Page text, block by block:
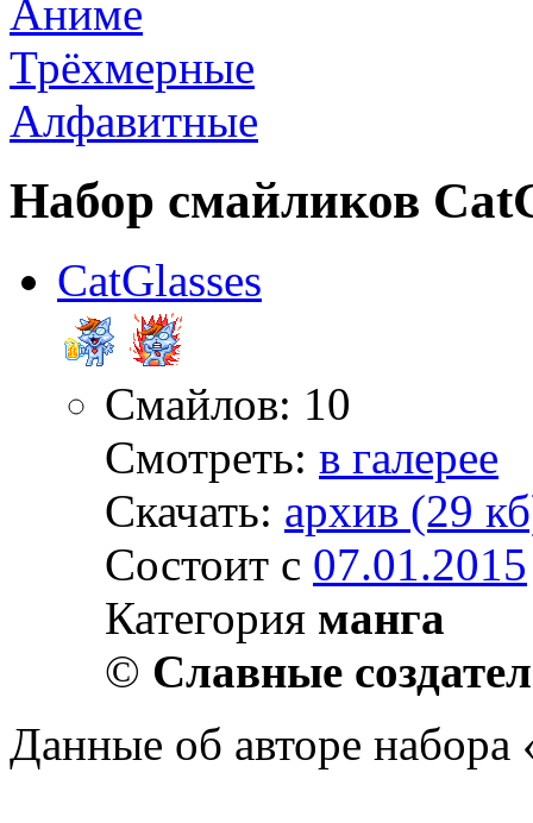
Аниме
Трёхмерные
Алфавитные
Набор смайликов
CatGlasses
Смайлов: 10
Смотреть: в галерее
Скачать: архив (29
Состоит с 07.01.2015
Категория манга
© Славные
Данные об авторе набора